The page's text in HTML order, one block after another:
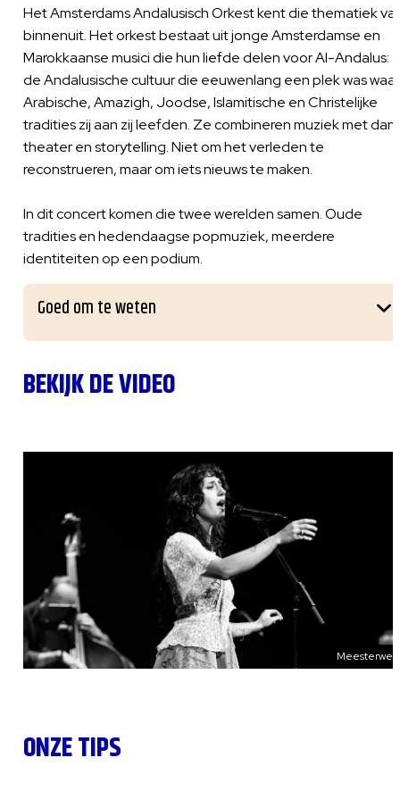
Het Amsterdams Andalusisch Orkest kent die thematiek
binnenuit. Het orkest bestaat uit jonge Amsterdamse en
Marokkaanse musici die hun liefde delen voor Al-Andalus:
de Andalusische cultuur die eeuwenlang een plek was waar
Arabische, Amazigh, Joodse, Islamitische en Christelijke
tradities zij aan zij leefden. Ze combineren muziek met
theater en storytelling. Niet om het verleden te
reconstrueren, maar om iets nieuws te maken.
In dit concert komen die twee werelden samen. Oude
tradities en hedendaagse popmuziek, meerdere
identiteiten op een podium.
Goed om te weten
BEKIJK DE VIDEO
ONZE TIPS